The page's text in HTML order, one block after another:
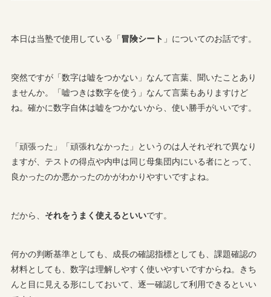
本日は当塾で使用している「冒険シート 」についてのお話です。
突然ですが「数字は嘘をつかない」なんて言葉、聞いたことあり
ませんか。「嘘つきは数字を使う」なんて言葉もありますけど
ね。確かに数字自体は嘘をつかないから、使い勝手がいいです。
「頑張った」「頑張れなかった」というのは人それぞれで異なり
ますが、テストの得点や内申は同じ母集団内にいる者にとって、
良かったのか悪かったのかがわかりやすいですよね。
だから、 それをうまく使えるといいです。
何かの判断基準としても、成長の確認指標としても、課題確認の
材料としても、数字は理解しやすく使いやすいですからね。きち
んと目に見える形にしておいて、逐一確認して利用できるといい